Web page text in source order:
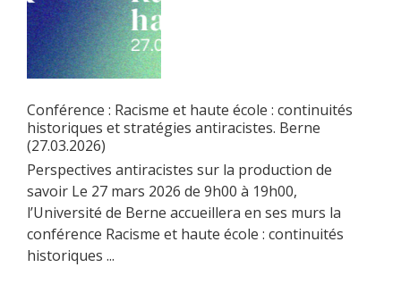
Conférence : Racisme et haute école : continuités
historiques et stratégies antiracistes. Berne
(27.03.2026)
Perspectives antiracistes sur la production de
savoir Le 27 mars 2026 de 9h00 à 19h00,
l’Université de Berne accueillera en ses murs la
conférence Racisme et haute école : continuités
historiques ...